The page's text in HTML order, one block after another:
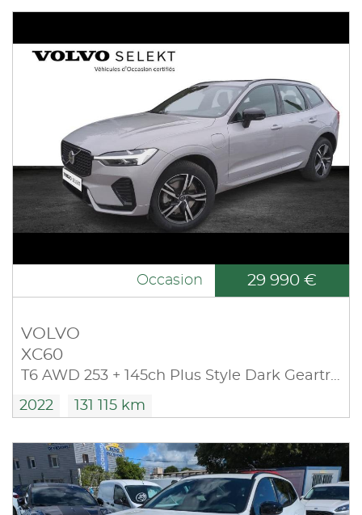
Occasion 29 990 €
VOLVO
XC60
T6 AWD 253 + 145ch Plus Style Dark Geartronic
2022 131 115 km